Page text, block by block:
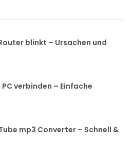
blinkt – Ursachen und
verbinden – Einfache
mp3 Converter – Schnell &